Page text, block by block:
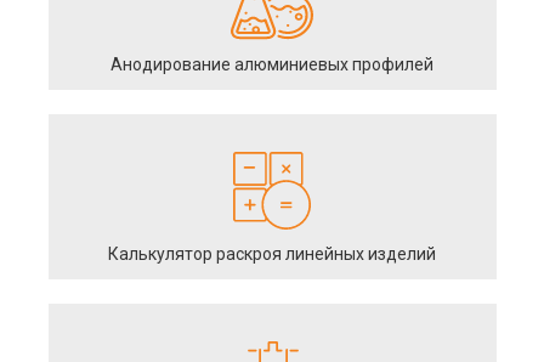
Анодирование алюминиевых профилей
Калькулятор раскроя линейных изделий